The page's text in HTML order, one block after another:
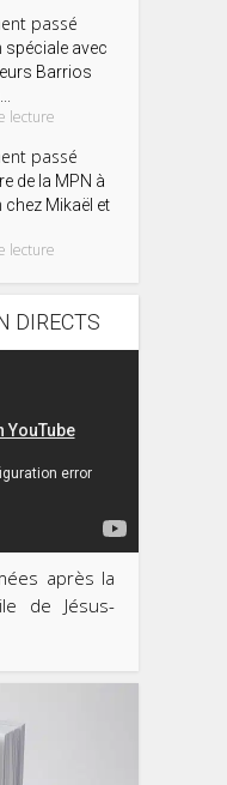
passé
spéciale avec
Barrios
lecture
passé
de la MPN à
chez Mikaël et
lecture
DIRECTS
après la
de Jésus-